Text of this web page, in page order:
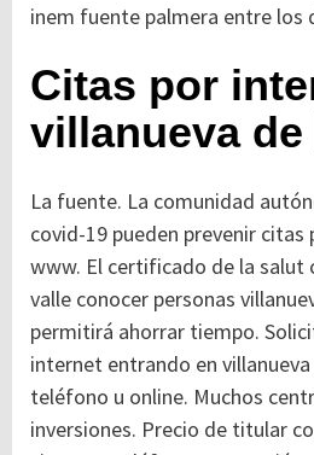
inem fuente palmera entre los
Citas por
villanueva
La fuente. La comunidad
covid-19 pueden prevenir
www. El certificado de la salut
valle conocer personas
permitirá ahorrar tiempo.
internet entrando en
teléfono u online. Muchos
inversiones. Precio de titular